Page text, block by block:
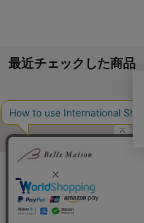
最近チェックした商品
ご利用ガイド・お知らせ
サイトマップ